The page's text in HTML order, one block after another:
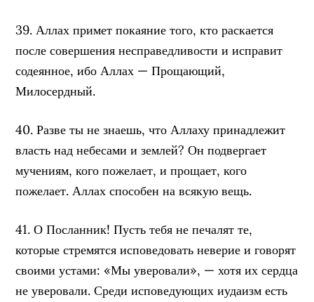
39. Аллах примет покаяние того, кто раскается
после совершения несправедливости и исправит
содеянное, ибо Аллах — Прощающий,
Милосердный.
40. Разве ты не знаешь, что Аллаху принадлежит
власть над небесами и землей? Он подвергает
мучениям, кого пожелает, и прощает, кого
пожелает. Аллах способен на всякую вещь.
41. О Посланник! Пусть тебя не печалят те,
которые стремятся исповедовать неверие и говорят
своими устами: «Мы уверовали», — хотя их сердца
не уверовали. Среди исповедующих иудаизм есть